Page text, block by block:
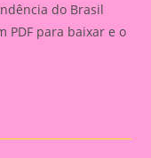
do Brasil
PDF para baixar e o